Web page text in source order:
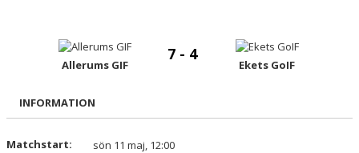
BILDGALLERI
DOKUMENT
Allerums GIF
7 - 4
Ekets GoIF
INFORMATION
Matchstart:
sön 11 maj, 12:00